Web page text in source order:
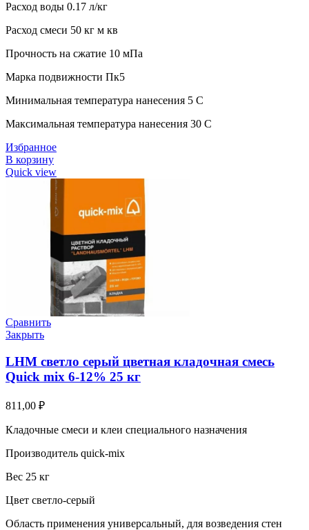
Расход воды 0.17 л/кг
Расход смеси 50 кг м кв
Прочность на сжатие 10 мПа
Марка подвижности Пк5
Минимальная температура нанесения 5 C
Максимальная температура нанесения 30 C
Избранное
В корзину
Quick view
Сравнить
Закрыть
LHM светло серый цветная кладочная смесь
Quick mix 6-12% 25 кг
811,00 ₽
Кладочные смеси и клеи специального назначения
Производитель quick-mix
Вес 25 кг
Цвет светло-серый
Область применения универсальный, для возведения стен